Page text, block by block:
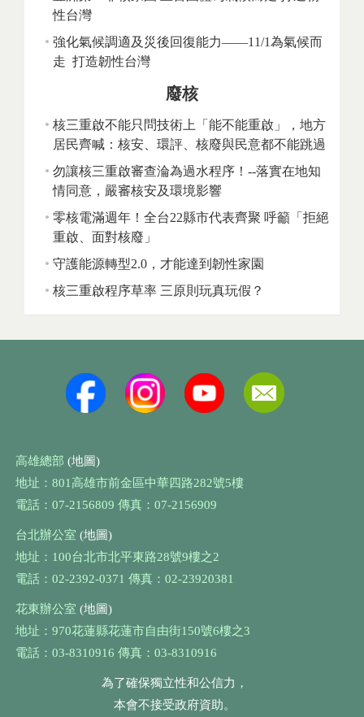
性台灣
強化氣候調適及災後回復能力——11/1為氣候而
走 打造韌性台灣
廢核
核三重啟不能只問技術上「能不能重啟」，地方
居民齊喊：核安、環評、核廢與民意都不能跳過
勿讓核三重啟審查淪為過水程序！--落實在地知
情同意，嚴審核安及環境影響
零核電滿週年！全台22縣市代表齊聚 呼籲「拒絕
重啟、面對核廢」
守護能源轉型2.0，才能達到韌性家園
核三重啟程序草率 三原則玩真玩假？
高雄總部 (地圖)
地址：801高雄市前金區中華四路282號5樓
電話：07-2156809 傳真：07-2156909
台北辦公室 (地圖)
地址：100台北市北平東路28號9樓之2
電話：02-2392-0371 傳真：02-23920381
花東辦公室 (地圖)
地址：970花蓮縣花蓮市自由街150號6樓之3
電話：03-8310916 傳真：03-8310916
為了確保獨立性和公信力，
本會不接受政府資助。